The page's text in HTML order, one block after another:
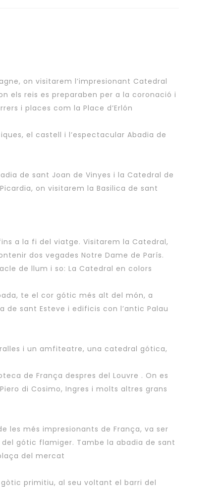
on visitarem l’impresionant Catedral
els reis es preparaben per a la coronació i
i places com la Place d’Erlón
el castell i l’espectacular Abadia de
de sant Joan de Vinyes i la Catedral de
on visitarem la Basilica de sant
a la fi del viatge. Visitarem la Catedral,
dos vegades Notre Dame de París.
de llum i so: La Catedral en colors
te el cor gótic més alt del món, a
sant Esteve i edificis con l’antic Palau
i un amfiteatre, una catedral gótica,
de França despres del Louvre . On es
di Cosimo, Ingres i molts altres grans
les més impresionants de França, va ser
gótic flamiger. Tambe la abadia de sant
del mercat
primitiu, al seu voltant el barri del